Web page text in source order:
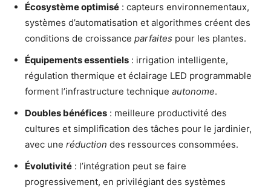
Écosystème optimisé : capteurs environnementaux,
systèmes d’automatisation et algorithmes créent des
conditions de croissance parfaites pour les plantes.
Équipements essentiels : irrigation intelligente,
régulation thermique et éclairage LED programmable
forment l’infrastructure technique autonome.
Doubles bénéfices : meilleure productivité des
cultures et simplification des tâches pour le jardinier,
avec une réduction des ressources consommées.
Évolutivité : l’intégration peut se faire
progressivement, en privilégiant des systèmes